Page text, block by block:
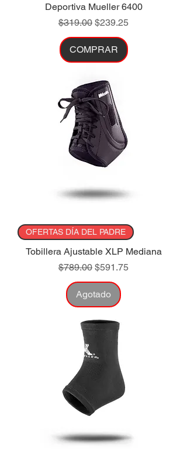
Deportiva Mueller 6400
Precio
$319.00 Precio de oferta
$239.25
COMPRAR
OFERTAS DÍA DEL PADRE
Tobillera Ajustable XLP Mediana
Precio
$789.00 Precio de oferta
$591.75
Agotado